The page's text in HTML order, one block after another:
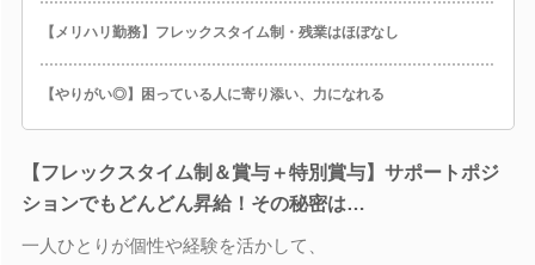
【メリハリ勤務】フレックスタイム制・残業はほぼなし
【やりがい◎】困っている人に寄り添い、力になれる
【フレックスタイム制＆賞与＋特別賞与】サポートポジ
ションでもどんどん昇給！その秘密は…
一人ひとりが個性や経験を活かして、